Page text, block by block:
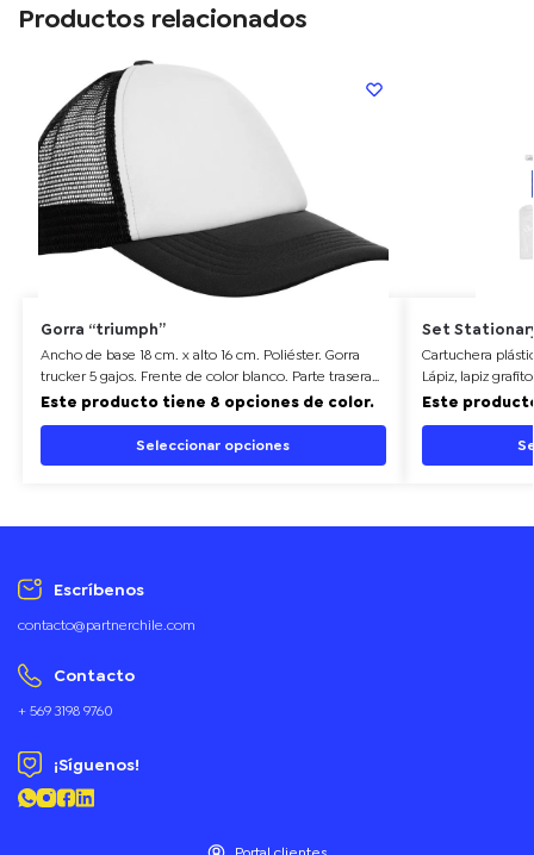
Productos relacionados
Gorra “triumph”
Ancho de base 18 cm. x alto 16 cm. Poliéster. Gorra
trucker 5 gajos. Frente de color blanco. Parte trasera
con tela red de color. Ajuste con broche plástico. Seis
Este producto tiene 8 opciones de color.
Seleccionar opciones
Set
Cartuchera
Lápiz, lapiz
Medidas: 8 x 20 x
Este
Escríbenos
contacto@partnerchile.com
Contacto
+ 569 3198 9760
¡Síguenos!